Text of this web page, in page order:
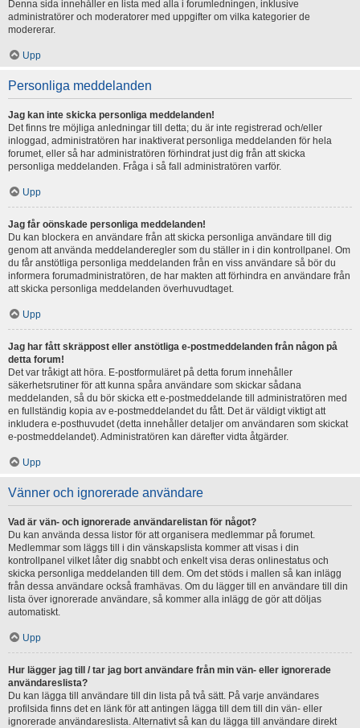
Denna sida innehåller en lista med alla i forumledningen, inklusive
administratörer och moderatorer med uppgifter om vilka kategorier de
modererar.
Upp
Personliga meddelanden
Jag kan inte skicka personliga meddelanden!
Det finns tre möjliga anledningar till detta; du är inte registrerad och/eller
inloggad, administratören har inaktiverat personliga meddelanden för hela
forumet, eller så har administratören förhindrat just dig från att skicka
personliga meddelanden. Fråga i så fall administratören varför.
Upp
Jag får oönskade personliga meddelanden!
Du kan blockera en användare från att skicka personliga användare till dig
genom att använda meddelanderegler som du ställer in i din kontrollpanel. Om
du får anstötliga personliga meddelanden från en viss användare så bör du
informera forumadministratören, de har makten att förhindra en användare från
att skicka personliga meddelanden överhuvudtaget.
Upp
Jag har fått skräppost eller anstötliga e-postmeddelanden från någon på
detta forum!
Det var tråkigt att höra. E-postformuläret på detta forum innehåller
säkerhetsrutiner för att kunna spåra användare som skickar sådana
meddelanden, så du bör skicka ett e-postmeddelande till administratören med
en fullständig kopia av e-postmeddelandet du fått. Det är väldigt viktigt att
inkludera e-posthuvudet (detta innehåller detaljer om användaren som skickat
e-postmeddelandet). Administratören kan därefter vidta åtgärder.
Upp
Vänner och ignorerade användare
Vad är vän- och ignorerade användarelistan för något?
Du kan använda dessa listor för att organisera medlemmar på forumet.
Medlemmar som läggs till i din vänskapslista kommer att visas i din
kontrollpanel vilket låter dig snabbt och enkelt visa deras onlinestatus och
skicka personliga meddelanden till dem. Om det stöds i mallen så kan inlägg
från dessa användare också framhävas. Om du lägger till en användare till din
lista över ignorerade användare, så kommer alla inlägg de gör att döljas
automatiskt.
Upp
Hur lägger jag till / tar jag bort användare från min vän- eller ignorerade
användareslista?
Du kan lägga till användare till din lista på två sätt. På varje användares
profilsida finns det en länk för att antingen lägga till dem till din vän- eller
ignorerade användareslista. Alternativt så kan du lägga till användare direkt